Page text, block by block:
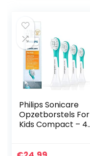
Philips Sonicare
Opzetborstels For
Kids Compact – 4